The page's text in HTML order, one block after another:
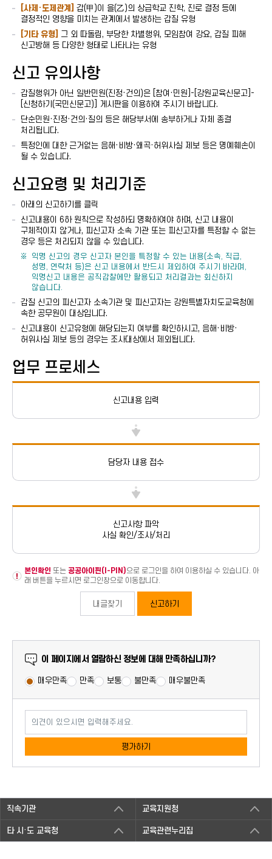
[사제·도제관계] 갑(甲)이 을(乙)의 상급학교 진학, 진로 결정 등에
결정적인 영향을 미치는 관계에서 발생하는 갑질 유형
[기타 유형] 그 외 따돌림, 부당한 차별행위, 모임참여 강요, 갑질 피해
신고방해 등 다양한 형태로 나타나는 유형
신고 유의사항
갑질행위가 아닌 일반민원(진정·건의)은 [참여·민원]-[강원교육신문고]-
[신청하기(국민신문고)] 게시판을 이용하여 주시기 바랍니다.
단순민원·진정·건의·질의 등은 해당부서에 송부하거나 자체 종결
처리됩니다.
특정인에 대한 근거없는 음해·비방·왜곡·허위사실 제보 등은 명예훼손이
될 수 있습니다.
신고요령 및 처리기준
아래의 신고하기를 클릭
신고내용이 6하 원칙으로 작성하되 명확하여야 하며, 신고 내용이
구체적이지 않거나, 피신고자 소속 기관 또는 피신고자를 특정할 수 없는
경우 등은 처리되지 않을 수 있습니다.
익명 신고의 경우 신고자 본인을 특정할 수 있는 내용(소속, 직급,
성명, 연락처 등)은 신고 내용에서 반드시 제외하여 주시기 바라며,
익명신고 내용은 공직감찰에만 활용되고 처리결과는 회신하지
않습니다.
갑질 신고의 피신고자 소속기관 및 피신고자는 강원특별자치도교육청에
속한 공무원이 대상입니다.
신고내용이 신고유형에 해당되는지 여부를 확인하시고, 음해·비방·
허위사실 제보 등의 경우는 조사대상에서 제외됩니다.
업무 프로세스
신고내용 입력
담당자 내용 접수
신고사항 파악
사실 확인/조사/처리
본인확인 또는 공공아이핀(I-PIN)으로 로그인을 하여 이용하실 수 있습니다. 아
래 버튼을 누르시면 로그인창으로 이동합니다.
내글찾기 신고하기
만족도 조사
이 페이지에서 열람하신 정보에 대해 만족하십니까?
매우만족 만족 보통 불만족 매우불만족
평가하기
직속기관 교육지원청
타 시·도 교육청 교육관련누리집